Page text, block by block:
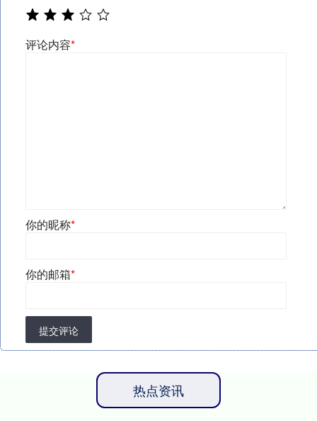
评论内容*
你的昵称*
你的邮箱*
提交评论
热点资讯